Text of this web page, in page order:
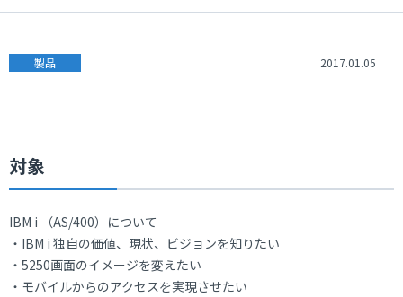
製品 2017.01.05
対象
IBM i （AS/400）について
・IBM i 独自の価値、現状、ビジョンを知りたい
・5250画面のイメージを変えたい
・モバイルからのアクセスを実現させたい